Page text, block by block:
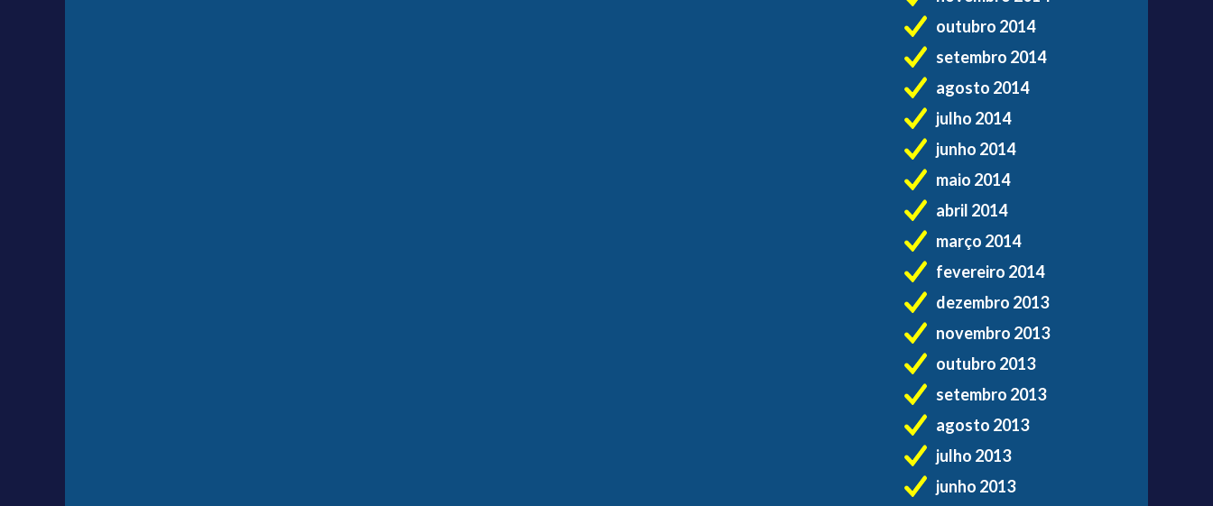
outubro 2014
setembro 2014
agosto 2014
julho 2014
junho 2014
maio 2014
abril 2014
março 2014
fevereiro 2014
dezembro 2013
novembro 2013
outubro 2013
setembro 2013
agosto 2013
julho 2013
junho 2013